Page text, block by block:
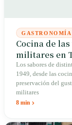
GASTRONOMÍA
Cocina de
militares en
Los sabores de
1949, desde las
preservación del
militares
8 min